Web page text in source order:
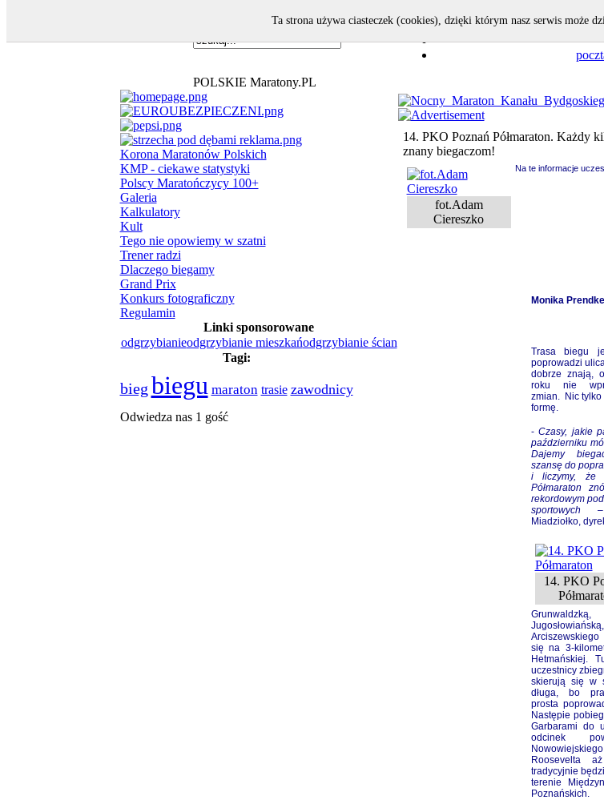
POLSKIE Maratony.PL
Korona Maratonów Polskich
KMP - ciekawe statystyki
Polscy Maratończycy 100+
Galeria
Kalkulatory
Kult
Tego nie opowiemy w szatni
Trener radzi
Dlaczego biegamy
Grand Prix
Konkurs fotograficzny
Regulamin
Linki sponsorowane
odgrzybianieodgrzybianie mieszkańodgrzybianie ścian
Tagi:
bieg biegu maraton trasie zawodnicy
Odwiedza nas 1 gość
14. PKO Poznań Półmaraton. Każdy
znany biegaczom!
fot.Adam
Ciereszko
Na te informacje
Monika Prendke
Trasa biegu
poprowadzi
dobrze znają,
roku nie
zmian.
Nic
formę.
-Czasy, jakie
październiku
Dajemy
szansę do
i liczymy, że
Półmaraton
rekordowym
sportowych
Miadziołko,
14. PKO
się na 3-
Hetmańskiej.
uczestnicy
skierują się w
długa, bo
prosta
Następie
Garbarami do
odcinek
Roosevelta
tradycyjnie
terenie
Poznańskich.
Ta strona używa ciasteczek (cookies), dzięki którym nasz serwis może